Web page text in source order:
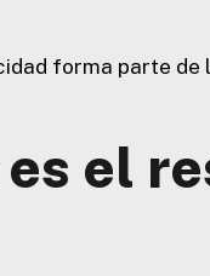
forma parte de
es el